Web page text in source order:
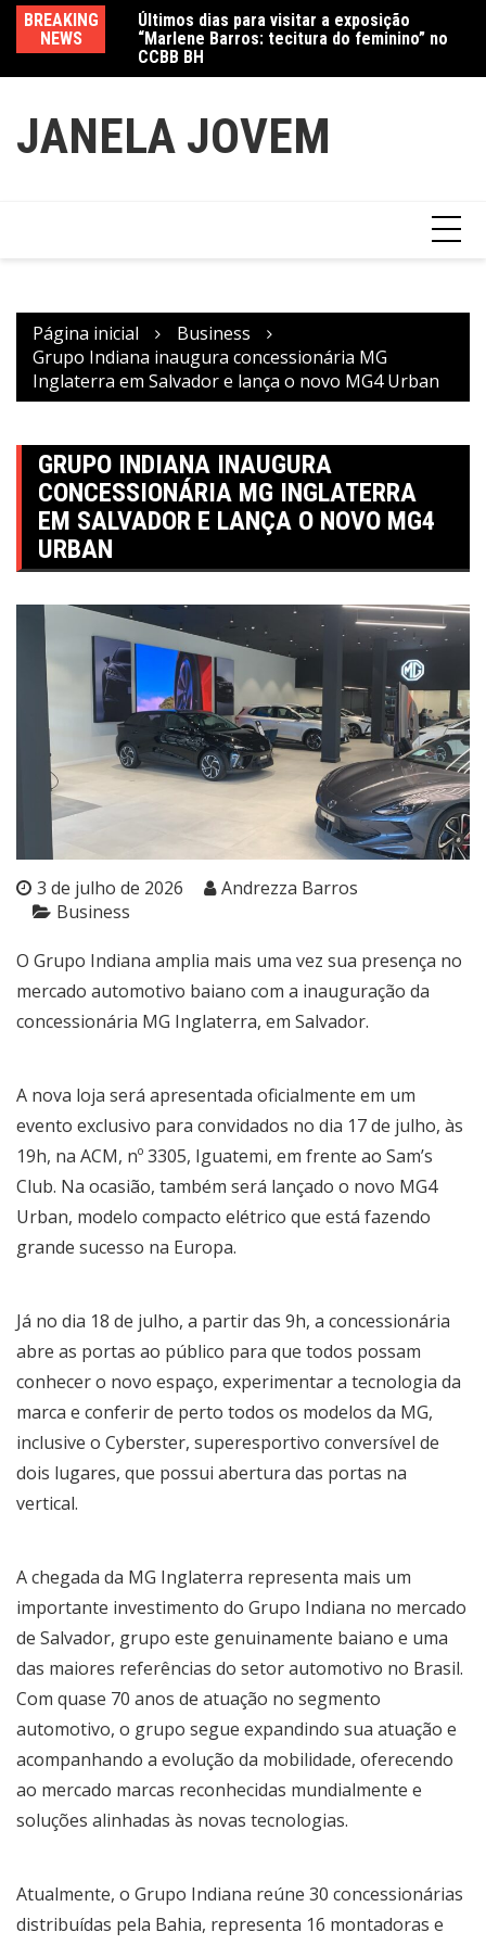
conteúdo
BREAKING
NEWS
marcam
Últimos dias para visitar a exposição
“Marlene Barros: tecitura do feminino” no
CCBB BH
JANELA JOVEM
Página inicial
Business
Grupo Indiana inaugura concessionária MG
Inglaterra em Salvador e lança o novo MG4 Urban
GRUPO INDIANA INAUGURA
CONCESSIONÁRIA MG INGLATERRA
EM SALVADOR E LANÇA O NOVO MG4
URBAN
3 de julho de 2026
Andrezza Barros
Business
O Grupo Indiana amplia mais uma vez sua presença no
mercado automotivo baiano com a inauguração da
concessionária MG Inglaterra, em Salvador.
A nova loja será apresentada oficialmente em um
evento exclusivo para convidados no dia 17 de julho, às
19h, na ACM, nº 3305, Iguatemi, em frente ao Sam’s
Club. Na ocasião, também será lançado o novo MG4
Urban, modelo compacto elétrico que está fazendo
grande sucesso na Europa.
Já no dia 18 de julho, a partir das 9h, a concessionária
abre as portas ao público para que todos possam
conhecer o novo espaço, experimentar a tecnologia da
marca e conferir de perto todos os modelos da MG,
inclusive o Cyberster, superesportivo conversível de
dois lugares, que possui abertura das portas na
vertical.
A chegada da MG Inglaterra representa mais um
importante investimento do Grupo Indiana no mercado
de Salvador, grupo este genuinamente baiano e uma
das maiores referências do setor automotivo no Brasil.
Com quase 70 anos de atuação no segmento
automotivo, o grupo segue expandindo sua atuação e
acompanhando a evolução da mobilidade, oferecendo
ao mercado marcas reconhecidas mundialmente e
soluções alinhadas às novas tecnologias.
Atualmente, o Grupo Indiana reúne 30 concessionárias
distribuídas pela Bahia, representa 16 montadoras e